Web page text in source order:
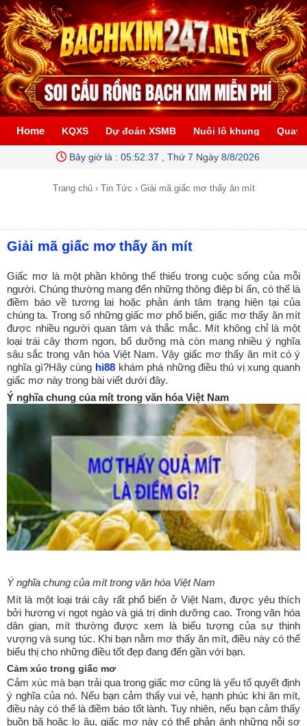
Home KQXS Dự đoán XSMB Nuôi lô khung Quay
Bây giờ là : 05:52:37 , Thứ 7 Ngày 8/8/2026
Trang chủ› Tin Tức › Giải mã giấc mơ thấy ăn mít
Giải mã giấc mơ thấy ăn mít
Giấc mơ là một phần không thể thiếu trong cuộc sống của mỗi
người. Chúng thường mang đến những thông điệp bí ẩn, có thể là
điềm báo về tương lai hoặc phản ánh tâm trạng hiện tại của
chúng ta. Trong số những giấc mơ phổ biến, giấc mơ thấy ăn mít
được nhiều người quan tâm và thắc mắc. Mít không chỉ là một
loại trái cây thơm ngon, bổ dưỡng mà còn mang nhiều ý nghĩa
sâu sắc trong văn hóa Việt Nam. Vậy giấc mơ thấy ăn mít có ý
nghĩa gì?Hãy cùng hi88khám phá những điều thú vị xung quanh
giấc mơ này trong bài viết dưới đây.
Ý nghĩa chung của mít trong văn hóa Việt Nam
Ý nghĩa chung của mít trong văn hóa Việt Nam
Mít là một loại trái cây rất phổ biến ở Việt Nam, được yêu thích
bởi hương vị ngọt ngào và giá trị dinh dưỡng cao. Trong văn hóa
dân gian, mít thường được xem là biểu tượng của sự thịnh
vượng và sung túc. Khi bạn nằm mơ thấy ăn mít, điều này có thể
biểu thị cho những điều tốt đẹp đang đến gần với bạn.
Cảm xúc trong giấc mơ
Cảm xúc mà bạn trải qua trong giấc mơ cũng là yếu tố quyết định
ý nghĩa của nó. Nếu bạn cảm thấy vui vẻ, hạnh phúc khi ăn mít,
điều này có thể là điềm báo tốt lành. Tuy nhiên, nếu bạn cảm thấy
buồn bã hoặc lo âu, giấc mơ này có thể phản ánh những nỗi sợ